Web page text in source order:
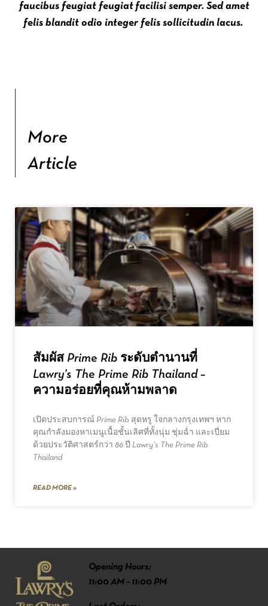
faucibus feugiat feugiat facilisi semper. Sed amet
felis blandit odio integer felis sollicitudin lacus.
More
Article
สัมผัส Prime Rib ระดับตำนานที่
Lawry’s The Prime Rib Thailand –
ความอร่อยที่คุณห้ามพลาด
เปิดประสบการณ์ Prime Rib สุดหรู ใจกลางกรุงเทพฯ หาก
คุณกำลังมองหาเมนูเนื้อชั้นเลิศที่ทั้งนุ่ม ชุ่มฉ่ำ และเปี่ยม
ด้วยประวัติศาสตร์กว่า 86 ปี Lawry’s The Prime Rib
Thailand
READ MORE »
Opening Hours:
11:00 AM – 11:00 PM